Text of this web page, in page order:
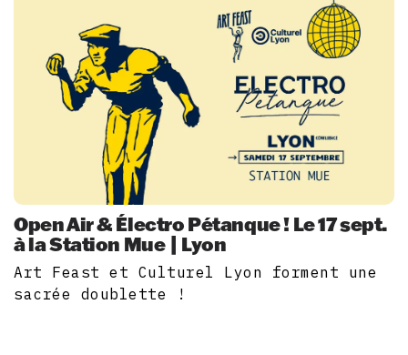
Open Air & Électro Pétanque ! Le 17 sept.
à la Station Mue | Lyon
Art Feast et Culturel Lyon forment une
sacrée doublette !